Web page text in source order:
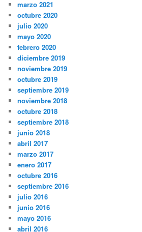
marzo 2021
octubre 2020
julio 2020
mayo 2020
febrero 2020
diciembre 2019
noviembre 2019
octubre 2019
septiembre 2019
noviembre 2018
octubre 2018
septiembre 2018
junio 2018
abril 2017
marzo 2017
enero 2017
octubre 2016
septiembre 2016
julio 2016
junio 2016
mayo 2016
abril 2016